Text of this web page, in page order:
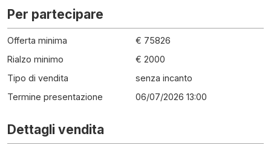
Per partecipare
Offerta minima
€ 75826
Rialzo minimo
€ 2000
Tipo di vendita
senza incanto
Termine presentazione
06/07/2026 13:00
Dettagli vendita